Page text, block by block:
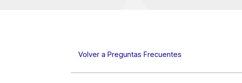
Volver a Preguntas Frecuentes